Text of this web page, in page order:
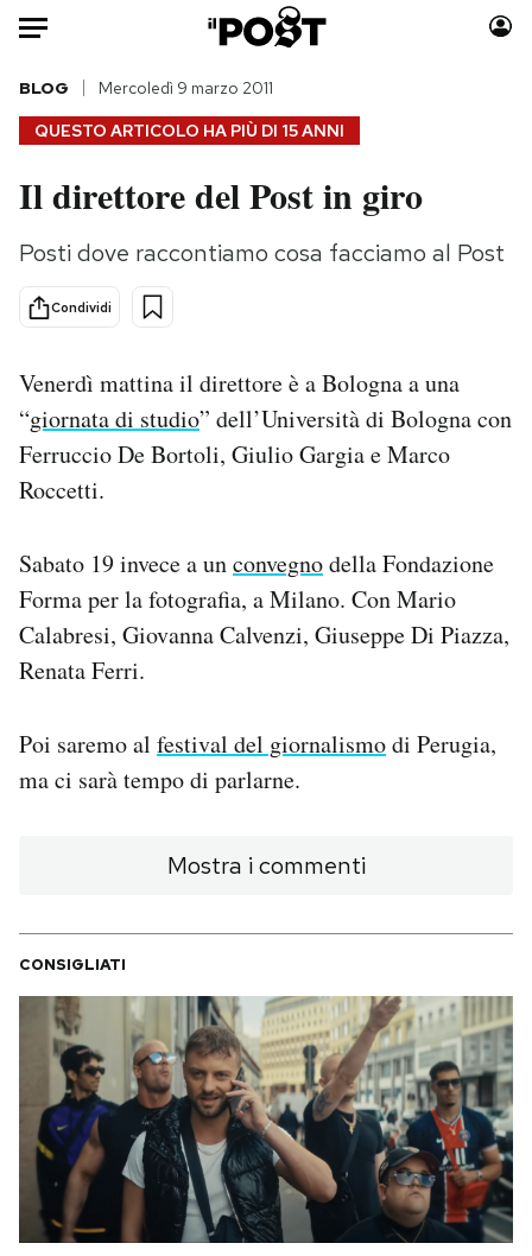
Auto
HOME
Italia
Politica
Tecnologia
Moda
Consumismi
Mondiali calcio 2026
PODCAST
NEWSLETTER
I MIEI PREFERITI
AREA PERSONALE
Area Personale
Newsletter
Notifiche mobile
Regala il Post
Hai bisogno di aiuto?
Esci
QUESTO ARTICOLO HA PIÙ DI 15 ANNI
BLOG Mercoledì 9 marzo 2011
Il direttore del Post in giro
Posti dove raccontiamo cosa facciamo al Post
Condividi
Venerdì mattina il direttore è a Bologna a una
“giornata di studio” dell’Università di Bologna con
Ferruccio De Bortoli, Giulio Gargia e Marco
Roccetti.
Sabato 19 invece a unconvegnodella Fondazione
Forma per la fotografia, a Milano. Con Mario
Calabresi, Giovanna Calvenzi, Giuseppe Di Piazza,
Renata Ferri.
Poi saremo al festival del giornalismodi Perugia,
ma ci sarà tempo di parlarne.
Mostra i commenti
CONSIGLIATI